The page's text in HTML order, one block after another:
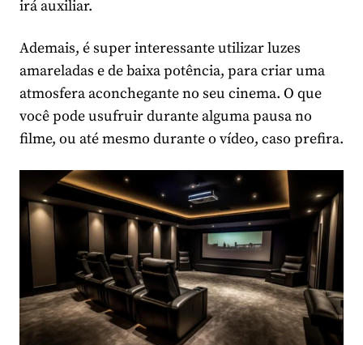
irá auxiliar.
Ademais, é super interessante utilizar luzes
amareladas e de baixa potência, para criar uma
atmosfera aconchegante no seu cinema. O que
você pode usufruir durante alguma pausa no
filme, ou até mesmo durante o vídeo, caso prefira.